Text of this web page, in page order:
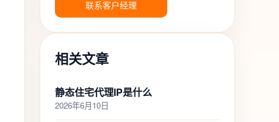
联系客户经理
相关文章
静态住宅代理IP是什么
2026年6月10日